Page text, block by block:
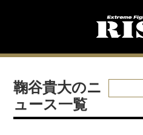
鞠谷貴大のニ
ュース一覧